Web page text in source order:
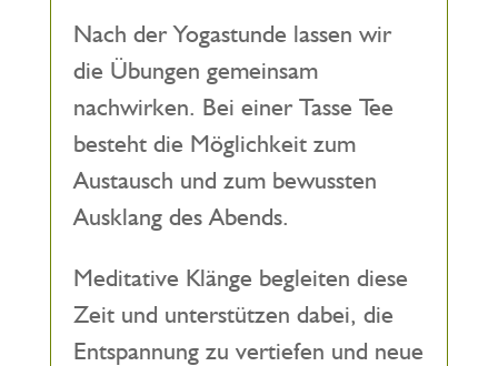
Nach der Yogastunde lassen wir
die Übungen gemeinsam
nachwirken. Bei einer Tasse Tee
besteht die Möglichkeit zum
Austausch und zum bewussten
Ausklang des Abends.
Meditative Klänge begleiten diese
Zeit und unterstützen dabei, die
Entspannung zu vertiefen und neue